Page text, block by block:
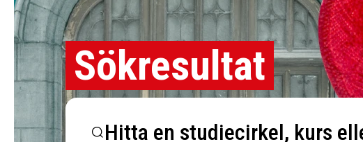
Sökresultat
Hitta en studiecirkel, kurs